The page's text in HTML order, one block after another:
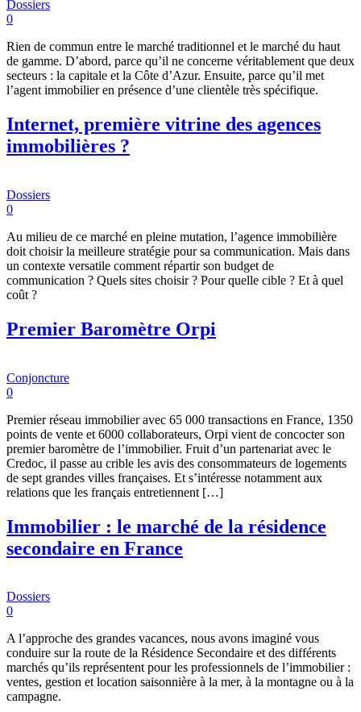
Dossiers
0
Rien de commun entre le marché traditionnel et le marché du haut
de gamme. D’abord, parce qu’il ne concerne véritablement que deux
secteurs : la capitale et la Côte d’Azur. Ensuite, parce qu’il met
l’agent immobilier en présence d’une clientèle très spécifique.
Internet, première vitrine des agences
immobilières ?
Dossiers
0
Au milieu de ce marché en pleine mutation, l’agence immobilière
doit choisir la meilleure stratégie pour sa communication. Mais dans
un contexte versatile comment répartir son budget de
communication ? Quels sites choisir ? Pour quelle cible ? Et à quel
coût ?
Premier Baromètre Orpi
Conjoncture
0
Premier réseau immobilier avec 65 000 transactions en France, 1350
points de vente et 6000 collaborateurs, Orpi vient de concocter son
premier baromètre de l’immobilier. Fruit d’un partenariat avec le
Credoc, il passe au crible les avis des consommateurs de logements
de sept grandes villes françaises. Et s’intéresse notamment aux
relations que les français entretiennent […]
Immobilier : le marché de la résidence
secondaire en France
Dossiers
0
A l’approche des grandes vacances, nous avons imaginé vous
conduire sur la route de la Résidence Secondaire et des différents
marchés qu’ils représentent pour les professionnels de l’immobilier :
ventes, gestion et location saisonnière à la mer, à la montagne ou à la
campagne.